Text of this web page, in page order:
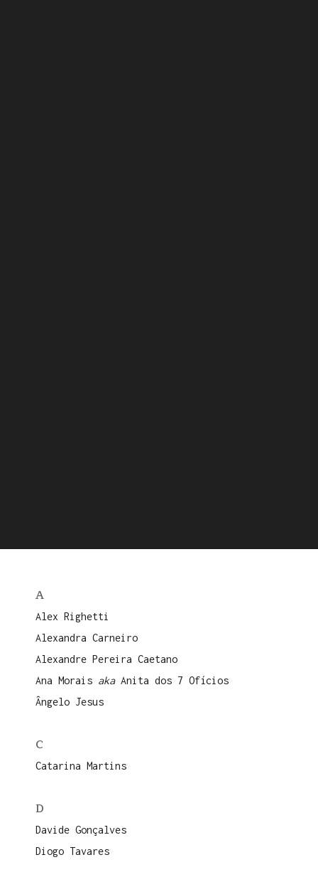
A
Alex Righetti
Alexandra Carneiro
Alexandre Pereira Caetano
Ana Morais akaAnita dos 7 Ofícios
Ângelo Jesus
C
Catarina Martins
D
Davide Gonçalves
Diogo Tavares